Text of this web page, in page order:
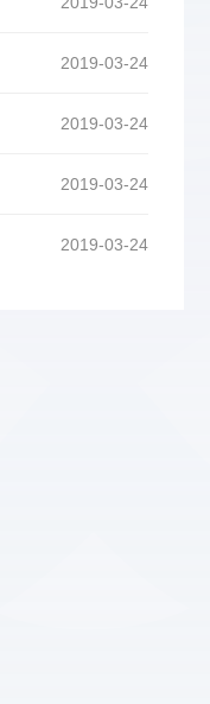
2019-03-24
2019-03-24
2019-03-24
2019-03-24